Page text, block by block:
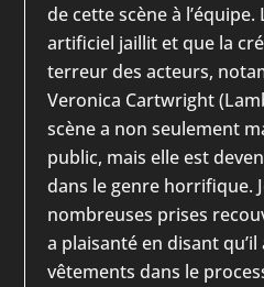
de cette scène à
artificiel jaillit et que la
terreur des acteurs,
Veronica Cartwright
scène a non seulement
public, mais elle est
dans le genre horrifique.
nombreuses prises
a plaisanté en disant
vêtements dans le